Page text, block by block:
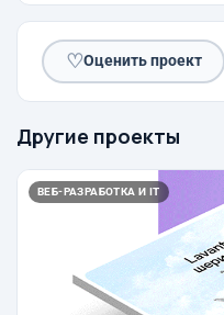
♡Оценить проект
Другие проекты
ВЕБ-РАЗРАБОТКА И IT